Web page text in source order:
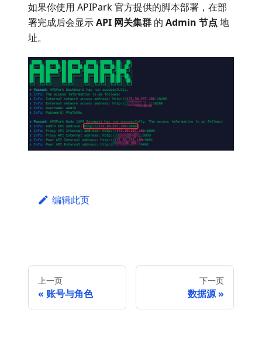
如果你使用 APIPark 官方提供的脚本部署，在部
署完成后会显示API 网关集群 的 Admin 节点地
址。
编辑此页
上一页
账号与角色
下一页
数据源